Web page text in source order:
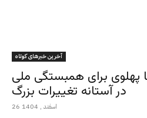
آخرین خبرهای کوتاه
پهلوی برای همبستگی ملی
در آستانه تغییرات بزرگ
26 اسفند , 1404